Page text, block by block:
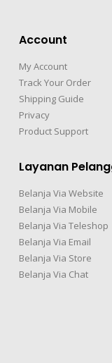
Account
My Account
Track Your Order
Shipping Guide
Privacy
Product Support
Layanan
Belanja Via Website
Belanja Via Mobile
Belanja Via Teleshop
Belanja Via Email
Belanja Via Store
Belanja Via Chat